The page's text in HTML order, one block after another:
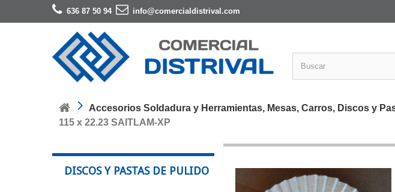
636 87 50 94 info@comercialdistrival.com
Accesorios Soldadura y Herramientas, Mesas, Carros, Discos y
115 x 22.23 SAITLAM-XP
DISCOS Y PASTAS DE PULIDO